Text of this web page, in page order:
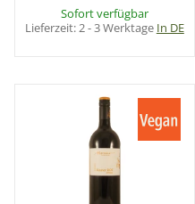
Sofort verfügbar
Lieferzeit:2 - 3 Werktage In DE